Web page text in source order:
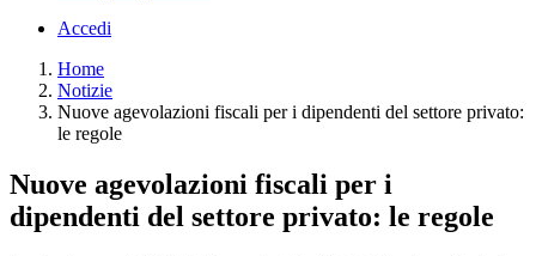
Accedi
Home
Notizie
Nuove agevolazioni fiscali per i dipendenti del settore privato:
le regole
Nuove agevolazioni fiscali per i
dipendenti del settore privato: le regole